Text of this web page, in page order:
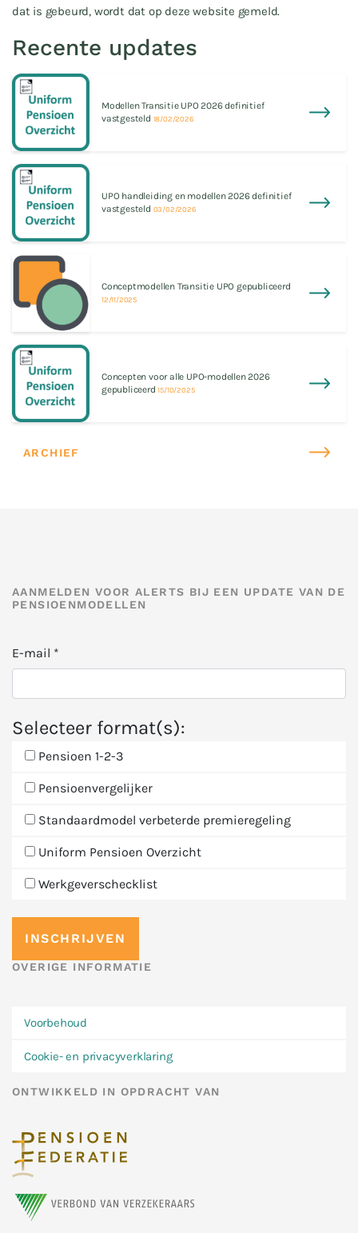
dat is gebeurd, wordt dat op deze website gemeld.
Recente updates
Modellen Transitie UPO 2026 definitief
vastgesteld 18/02/2026
UPO handleiding en modellen 2026 definitief
vastgesteld 03/02/2026
Conceptmodellen Transitie UPO gepubliceerd
12/11/2025
Concepten voor alle UPO-modellen 2026
gepubliceerd15/10/2025
ARCHIEF
AANMELDEN VOOR ALERTS BIJ EEN UPDATE VAN DE
PENSIOENMODELLEN
E-mail *
Selecteer format(s):
Pensioen 1-2-3
Pensioenvergelijker
Standaardmodel verbeterde premieregeling
Uniform Pensioen Overzicht
Werkgeverschecklist
OVERIGE INFORMATIE
Voorbehoud
Cookie- en privacyverklaring
ONTWIKKELD IN OPDRACHT VAN